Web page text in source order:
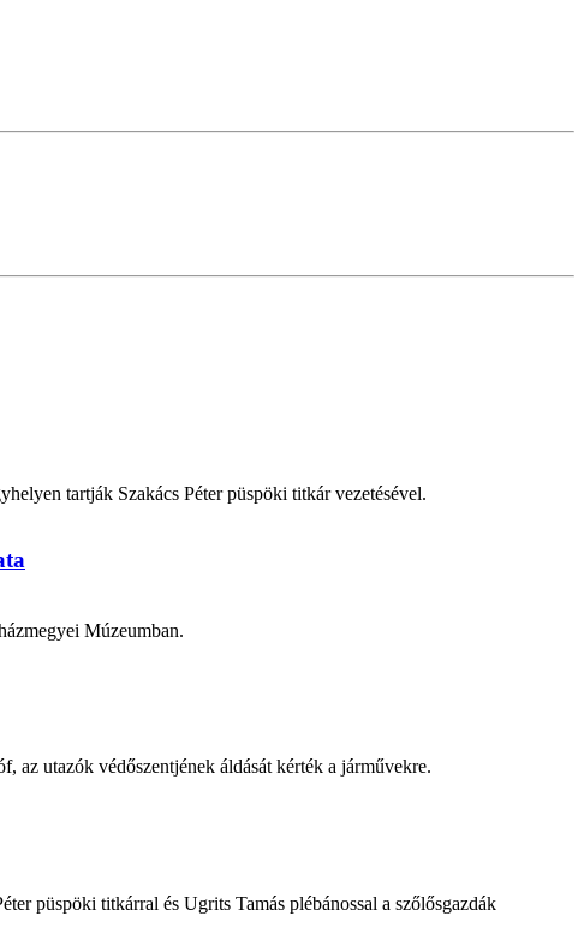
tartják Szakács Péter püspöki titkár vezetésével.
Múzeumban.
az utazók védőszentjének áldását kérték a járművekre.
püspöki titkárral és Ugrits Tamás plébánossal a szőlősgazdák